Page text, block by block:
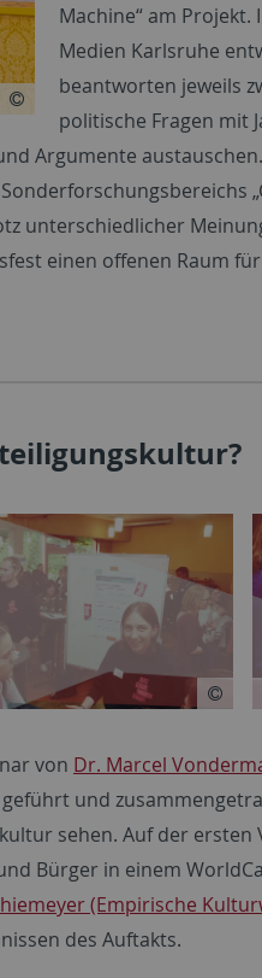
Machine“ am
Medien Karlsruhe
beantworten jeweils
politische Fragen mit
Argumente
unterschiedlicher
einen offenen Raum
von Dr. Marcel
und
sehen. Auf der ersten
Bürger in einem
(Empirische
des Auftakts.